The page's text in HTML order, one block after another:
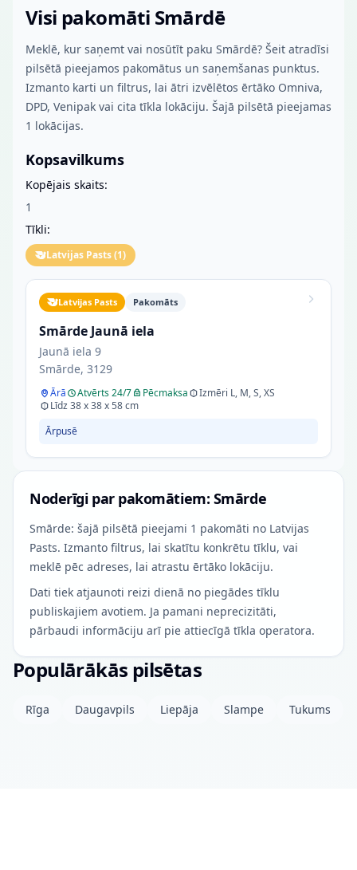
Visi pakomāti Smārdē
Meklē, kur saņemt vai nosūtīt paku Smārdē? Šeit atradīsi
pilsētā pieejamos pakomātus un saņemšanas punktus.
Izmanto karti un filtrus, lai ātri izvēlētos ērtāko Omniva,
DPD, Venipak vai cita tīkla lokāciju. Šajā pilsētā pieejamas
1 lokācijas.
Kopsavilkums
Kopējais skaits:
1
Tīkli:
Latvijas Pasts(1)
Latvijas Pasts Pakomāts
Smārde Jaunā iela
Jaunā iela 9
Smārde, 3129
Ārā Atvērts 24/7 Pēcmaksa
Izmēri L, M, S, XS
Līdz 38 x 38 x 58 cm
Ārpusē
Noderīgi par pakomātiem: Smārde
Smārde: šajā pilsētā pieejami 1 pakomāti no Latvijas
Pasts. Izmanto filtrus, lai skatītu konkrētu tīklu, vai
meklē pēc adreses, lai atrastu ērtāko lokāciju.
Dati tiek atjaunoti reizi dienā no piegādes tīklu
publiskajiem avotiem. Ja pamani neprecizitāti,
pārbaudi informāciju arī pie attiecīgā tīkla operatora.
Populārākās pilsētas
Rīga Daugavpils Liepāja Slampe Tukums